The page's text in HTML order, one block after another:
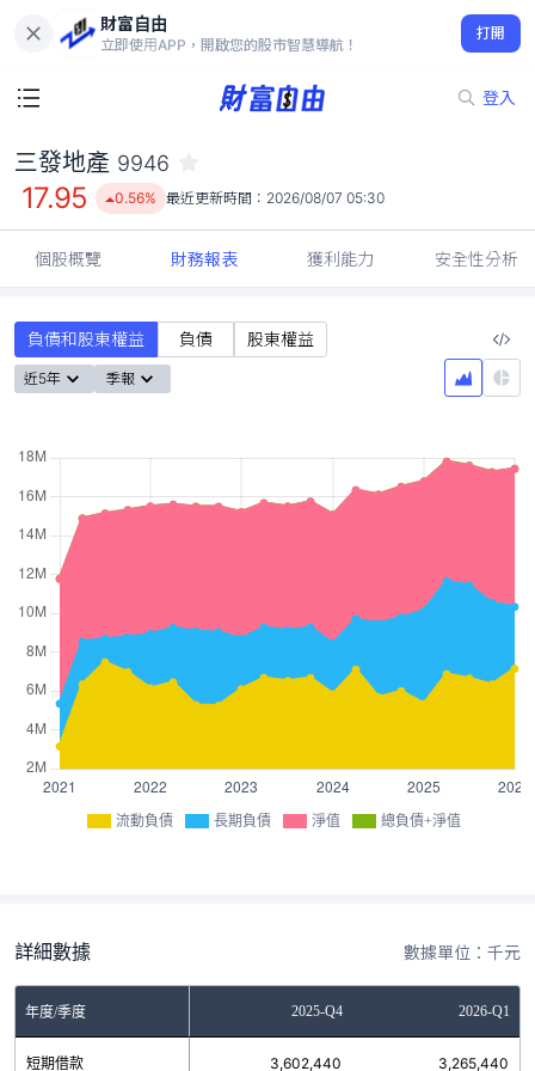
財富自由
立即使用APP，開啟您的股市智慧導航！
打開
登入
17.95
0.56%
三發地產 9946
17.95 0.56% 最近更新時間： 2026/08/07 05:30
個股概覽 財務報表 獲利能力 安全性分析
負債和股東權益 負債 股東權益
近5年 季報
流動負債 長期負債 淨值 總負債+淨值
詳細數據 數據單位：千元
年度/季度 2025-Q4 2026-Q1
短期借款 3,602,440 3,265,440